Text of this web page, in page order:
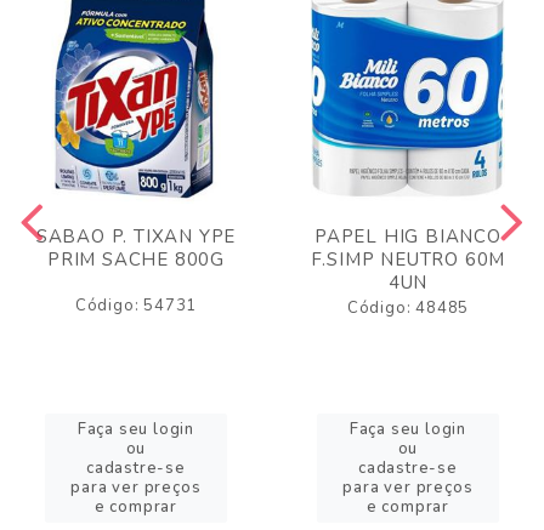
SABAO P. TIXAN YPE
PRIM SACHE 800G
Código: 54731
Faça seu login
ou
cadastre-se
para ver preços
e comprar
PAPEL HIG BIANCO
F.SIMP NEUTRO 60M
4UN
Código: 48485
Faça seu login
ou
cadastre-se
para ver preços
e comprar